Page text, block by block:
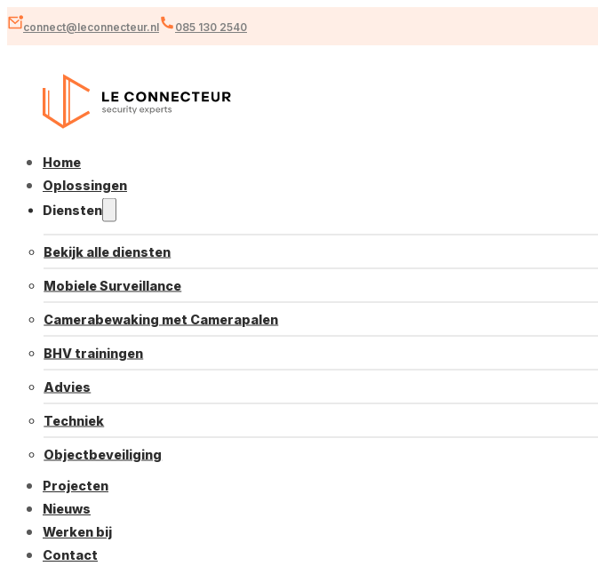
connect@leconnecteur.nl 085 130 2540
Home
Oplossingen
Diensten
Bekijk alle diensten
Mobiele Surveillance
Camerabewaking met Camerapalen
BHV trainingen
Advies
Techniek
Objectbeveiliging
Projecten
Nieuws
Werken bij
Contact